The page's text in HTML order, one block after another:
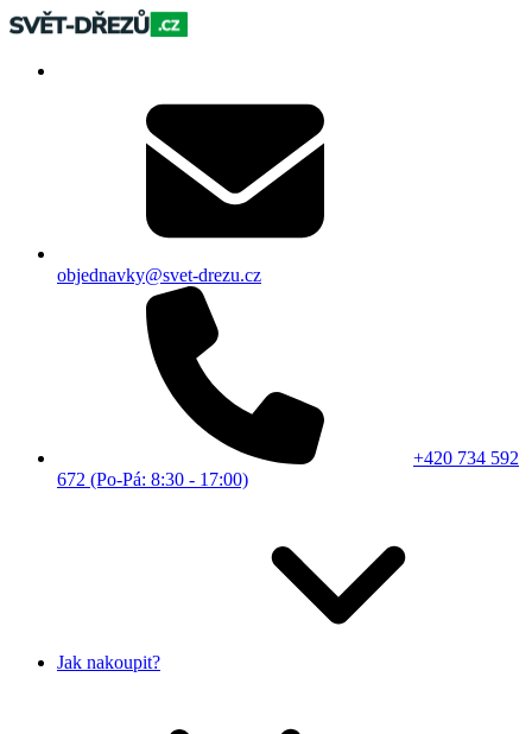
objednavky@svet-drezu.cz
+420 734 592
672 (Po-Pá: 8:30 - 17:00)
Jak nakoupit?